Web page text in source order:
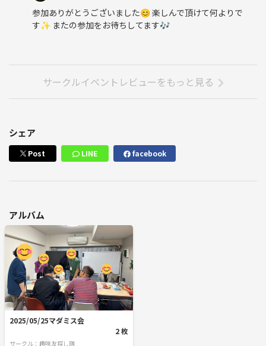
参加ありがとうございました😊 楽しんで頂けて何よりで
す✨ またの参加をお待ちしてます🎶
サークルイベントレビューをもっと見る
シェア
Post LINE facebook
アルバム
2025/05/25マダミス会
2 枚
サークル：趣味友探し隊